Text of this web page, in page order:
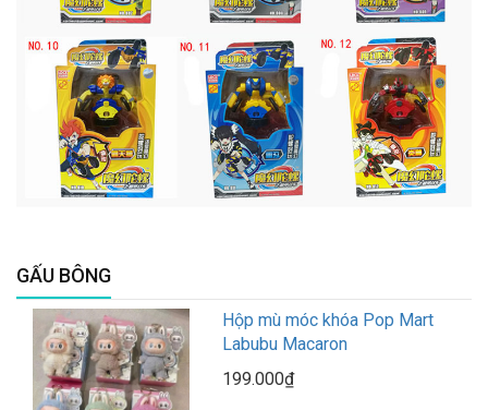
GẤU BÔNG
Hộp mù móc khóa Pop Mart
Labubu Macaron
199.000₫